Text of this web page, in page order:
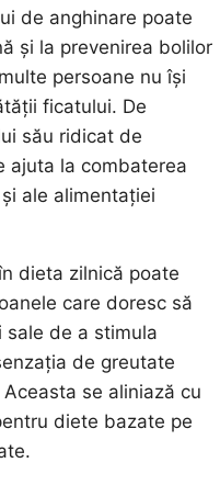
de anghinare poate
și la prevenirea bolilor
persoane nu își
ficatului. De
său ridicat de
ajuta la combaterea
ale alimentației
dieta zilnică poate
care doresc să
de a stimula
de greutate
se aliniază cu
diete bazate pe